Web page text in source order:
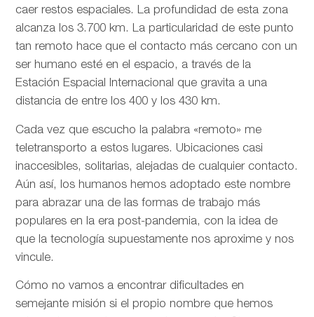
caer restos espaciales. La profundidad de esta zona
alcanza los 3.700 km. La particularidad de este punto
tan remoto hace que el contacto más cercano con un
ser humano esté en el espacio, a través de la
Estación Espacial Internacional que gravita a una
distancia de entre los 400 y los 430 km.
Cada vez que escucho la palabra «remoto» me
teletransporto a estos lugares. Ubicaciones casi
inaccesibles, solitarias, alejadas de cualquier contacto.
Aún así, los humanos hemos adoptado este nombre
para abrazar una de las formas de trabajo más
populares en la era post-pandemia, con la idea de
que la tecnología supuestamente nos aproxime y nos
vincule.
Cómo no vamos a encontrar dificultades en
semejante misión si el propio nombre que hemos